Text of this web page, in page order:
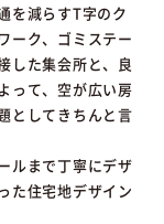
を減らすT字のク
ーク、ゴミステー
した集会所と、良
って、空が広い房
としてきちんと言
ルまで丁寧にデザ
た住宅地デザイン